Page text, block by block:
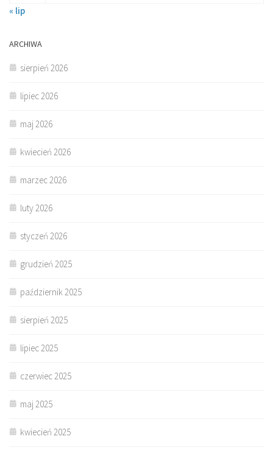
« lip
ARCHIWA
sierpień 2026
lipiec 2026
maj 2026
kwiecień 2026
marzec 2026
luty 2026
styczeń 2026
grudzień 2025
październik 2025
sierpień 2025
lipiec 2025
czerwiec 2025
maj 2025
kwiecień 2025